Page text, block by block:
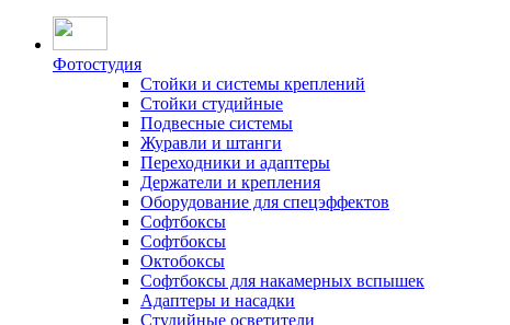
Фотостудия
Стойки и системы креплений
Стойки студийные
Подвесные системы
Журавли и штанги
Переходники и адаптеры
Держатели и крепления
Оборудование для спецэффектов
Софтбоксы
Софтбоксы
Октобоксы
Софтбоксы для накамерных вспышек
Адаптеры и насадки
Студийные осветители